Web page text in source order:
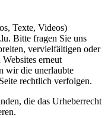
Texte, Videos)
Bitte fragen Sie uns
vervielfältigen oder
erneut
wir die unerlaubte
rechtlich verfolgen.
die das Urheberrecht